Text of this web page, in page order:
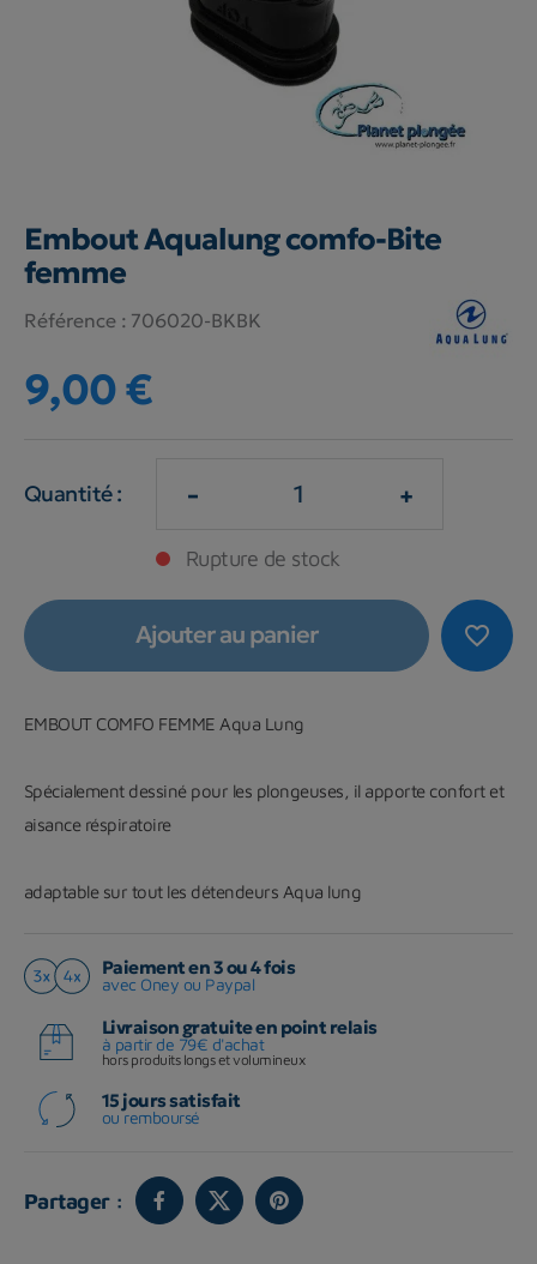
Embout Aqualung comfo-Bite
femme
Référence : 706020-BKBK
9,00 €
Quantité : - +
Rupture de stock
favorite_border
Ajouter au panier
EMBOUT COMFO FEMME Aqua Lung
Spécialement dessiné pour les plongeuses, il apporte confort et
aisance réspiratoire
adaptable sur tout les détendeurs Aqua lung
Paiement en 3 ou 4 fois
avec Oney ou Paypal
Livraison gratuite en point relais
à partir de 79€ d'achat
hors produits longs et volumineux
15 jours satisfait
ou remboursé
Partager :